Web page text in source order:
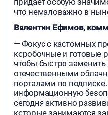
придает особую
что немаловажно в
Валентин Ефимов,
— Фокус с кастомных
коробочные и готовые
чтобы быстро
отечественными
порталами по
информационную
сегодня активно
которые занимаются